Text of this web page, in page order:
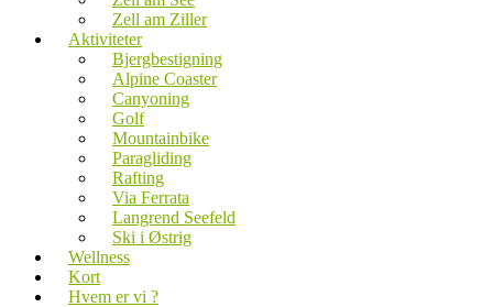
Zell am Ziller
Aktiviteter
Bjergbestigning
Alpine Coaster
Canyoning
Golf
Mountainbike
Paragliding
Rafting
Via Ferrata
Langrend Seefeld
Ski i Østrig
Wellness
Kort
Hvem er vi ?